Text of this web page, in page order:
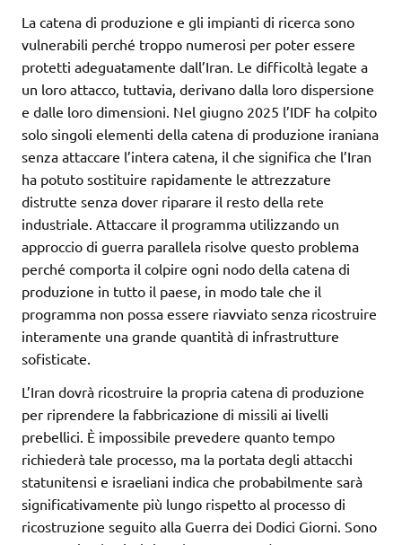
La catena di produzione e gli impianti di ricerca sono
vulnerabili perché troppo numerosi per poter essere
protetti adeguatamente dall’Iran. Le difficoltà legate a
un loro attacco, tuttavia, derivano dalla loro dispersione
e dalle loro dimensioni. Nel giugno 2025 l’IDF ha colpito
solo singoli elementi della catena di produzione iraniana
senza attaccare l’intera catena, il che significa che l’Iran
ha potuto sostituire rapidamente le attrezzature
distrutte senza dover riparare il resto della rete
industriale. Attaccare il programma utilizzando un
approccio di guerra parallela risolve questo problema
perché comporta il colpire ogni nodo della catena di
produzione in tutto il paese, in modo tale che il
programma non possa essere riavviato senza ricostruire
interamente una grande quantità di infrastrutture
sofisticate.
L’Iran dovrà ricostruire la propria catena di produzione
per riprendere la fabbricazione di missili ai livelli
prebellici. È impossibile prevedere quanto tempo
richiederà tale processo, ma la portata degli attacchi
statunitensi e israeliani indica che probabilmente sarà
significativamente più lungo rispetto al processo di
ricostruzione seguito alla Guerra dei Dodici Giorni. Sono